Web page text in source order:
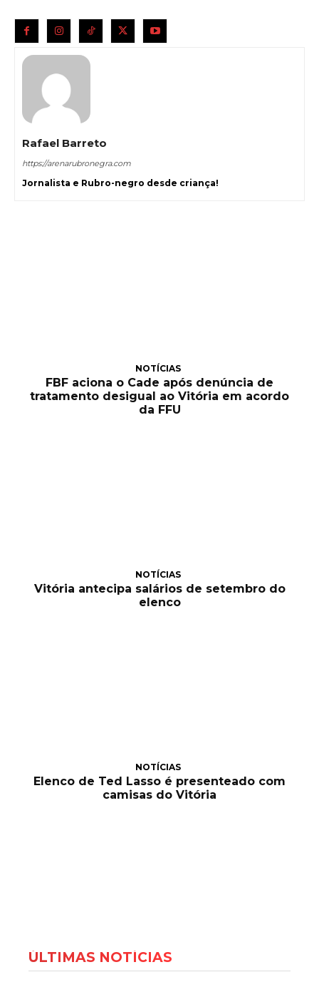
Rafael Barreto
https://arenarubronegra.com
Jornalista e Rubro-negro desde criança!
NOTÍCIAS
FBF aciona o Cade após denúncia de
tratamento desigual ao Vitória em acordo
da FFU
NOTÍCIAS
Vitória antecipa salários de setembro do
elenco
NOTÍCIAS
Elenco de Ted Lasso é presenteado com
camisas do Vitória
ÚLTIMAS NOTÍCIAS